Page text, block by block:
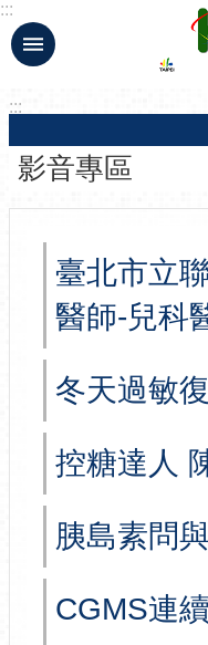
跳到主要內容區塊
:::
:::
影音專區
臺北市立
醫師-兒科
冬天過敏
控糖達人
胰島素問
CGMS連